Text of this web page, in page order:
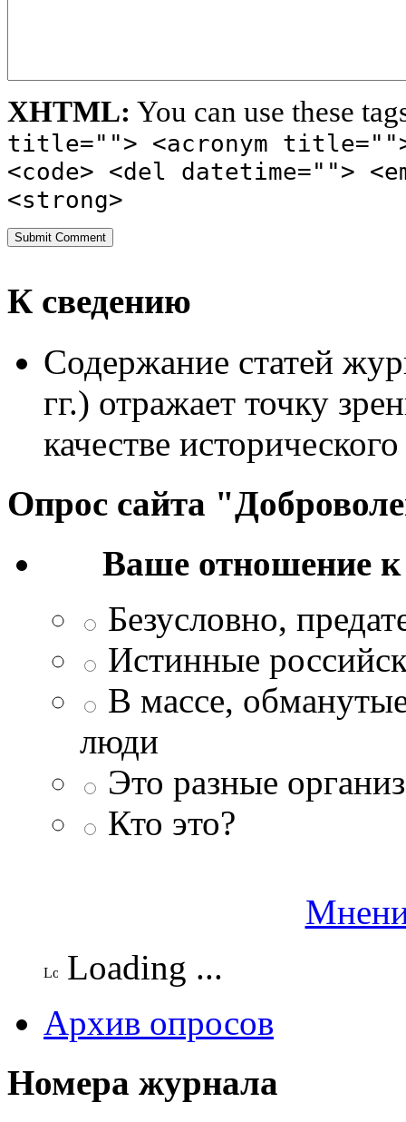
XHTML: You can use these
title=""> <acronym
<code> <del datetime="">
<strong>
К сведению
Содержание статей
гг.) отражает точку
качестве
Опрос сайта
Ваше отношение
Безусловно,
Истинные
В массе,
люди
Это разные
Кто это?
Loading ...
Архив опросов
Номера журнала